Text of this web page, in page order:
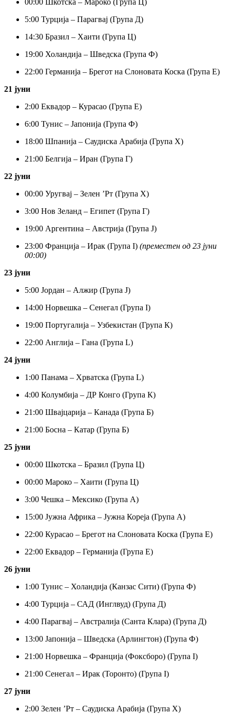
00:00 Шкотска – Мароко (Група Ц)
5:00 Турција – Парагвај (Група Д)
14:30 Бразил – Хаити (Група Ц)
19:00 Холандија – Шведска (Група Ф)
22:00 Германија – Брегот на Слоновата Коска (Група Е)
21 јуни
2:00 Еквадор – Курасао (Група Е)
6:00 Тунис – Јапонија (Група Ф)
18:00 Шпанија – Саудиска Арабија (Група Х)
21:00 Белгија – Иран (Група Г)
22 јуни
00:00 Уругвај – Зелен ’Рт (Група Х)
3:00 Нов Зеланд – Египет (Група Г)
19:00 Аргентина – Австрија (Група J)
23:00 Франција – Ирак (Група I) (преместен од 23 јуни
00:00)
23 јуни
5:00 Јордан – Алжир (Група J)
14:00 Норвешка – Сенегал (Група I)
19:00 Португалија – Узбекистан (Група К)
22:00 Англија – Гана (Група L)
24 јуни
1:00 Панама – Хрватска (Група L)
4:00 Колумбија – ДР Конго (Група К)
21:00 Швајцарија – Канада (Група Б)
21:00 Босна – Катар (Група Б)
25 јуни
00:00 Шкотска – Бразил (Група Ц)
00:00 Мароко – Хаити (Група Ц)
3:00 Чешка – Мексико (Група А)
15:00 Јужна Африка – Јужна Кореја (Група А)
22:00 Курасао – Брегот на Слоновата Коска (Група Е)
22:00 Еквадор – Германија (Група Е)
26 јуни
1:00 Тунис – Холандија (Канзас Сити) (Група Ф)
4:00 Турција – САД (Инглвуд) (Група Д)
4:00 Парагвај – Австралија (Санта Клара) (Група Д)
13:00 Јапонија – Шведска (Арлингтон) (Група Ф)
21:00 Норвешка – Франција (Фоксборо) (Група I)
21:00 Сенегал – Ирак (Торонто) (Група I)
27 јуни
2:00 Зелен ’Рт – Саудиска Арабија (Група Х)